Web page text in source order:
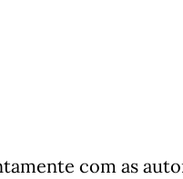
com as